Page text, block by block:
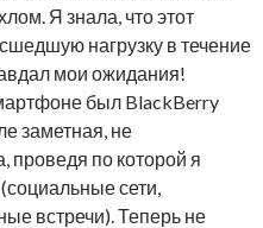
Я знала, что этот
нагрузку в течение
мои ожидания!
был BlackBerry
заметная, не
по которой я
сети,
встречи). Теперь не